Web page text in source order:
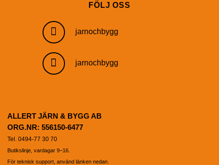
FÖLJ OSS
jarnochbygg
jarnochbygg
ALLERT JÄRN & BYGG AB
ORG.NR: 556150-6477
Tel. 0494-77 30 70
Butikslinje, vardagar 9–16.
För teknisk support, använd länken nedan.